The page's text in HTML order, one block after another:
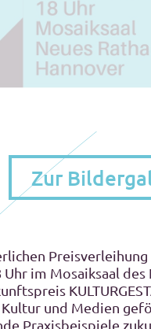
Zur
im Mosaiksaal
und Medien
Praxisbeispiele